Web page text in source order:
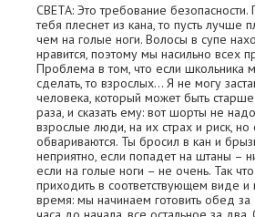
СВЕТА: Это требование безопасности.
тебя плеснет из кана, то пусть лучше
чем на голые ноги. Волосы в супе
нравится, поэтому мы насильно всех
Проблема в том, что если школьника
сделать, то взрослых… Я не могу
человека, который может быть
раза, и сказать ему: вот шорты не
взрослые люди, на их страх и риск,
обвариваются. Ты бросил в кан и
неприятно, если попадет на штаны –
если на голые ноги – не очень. Так
приходить в соответствующем виде
время: мы начинаем готовить обед за